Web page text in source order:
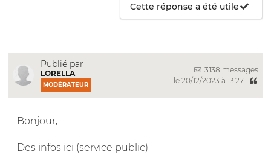
Cette réponse a été utile
Publié par
LORELLA
MODÉRATEUR
3138 messages
le 20/12/2023 à 13:27
Bonjour,
Des infos ici (service public)